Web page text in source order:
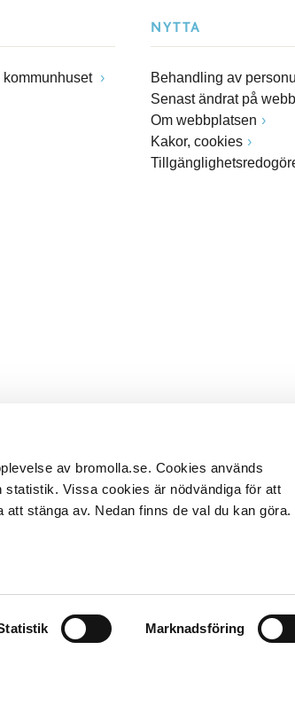
av bromolla.se. Cookies används
Vissa cookies är nödvändiga för att
stänga av. Nedan finns de val du kan göra.
Marknadsföring
NYTTA
Behandling av
Senast ändrat på
Om webbplatsen
Kakor, cookies